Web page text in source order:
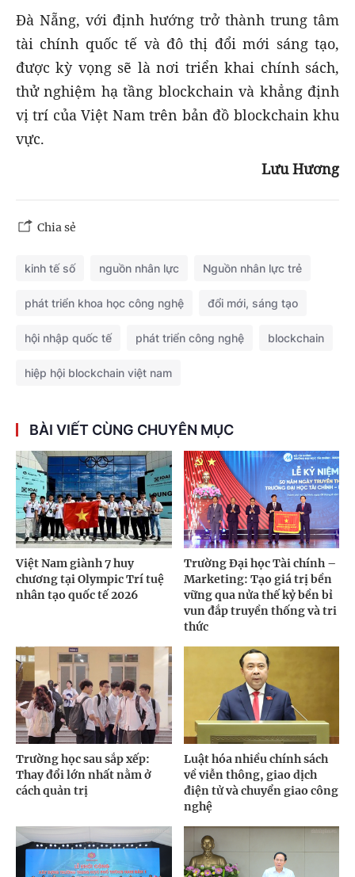
Đà Nẵng, với định hướng trở thành trung tâm
tài chính quốc tế và đô thị đổi mới sáng tạo,
được kỳ vọng sẽ là nơi triển khai chính sách,
thử nghiệm hạ tầng blockchain và khẳng định
vị trí của Việt Nam trên bản đồ blockchain khu
vực.
Lưu Hương
Chia sẻ
kinh tế số nguồn nhân lực Nguồn nhân lực trẻ
phát triển khoa học công nghệ đổi mới, sáng tạo
hội nhập quốc tế phát triển công nghệ blockchain
hiệp hội blockchain việt nam
BÀI VIẾT CÙNG CHUYÊN MỤC
Việt Nam giành 7 huy
chương tại Olympic Trí tuệ
nhân tạo quốc tế 2026
Trường Đại học Tài chính –
Marketing: Tạo giá trị bền
vững qua nửa thế kỷ bền bỉ
vun đắp truyền thống và tri
thức
Trường học sau sắp xếp:
Thay đổi lớn nhất nằm ở
cách quản trị
Luật hóa nhiều chính sách
về viễn thông, giao dịch
điện tử và chuyển giao công
nghệ